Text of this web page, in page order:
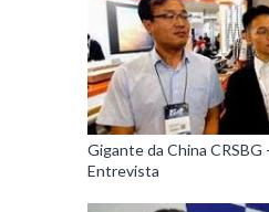
Gigante da China CRSBG
Entrevista